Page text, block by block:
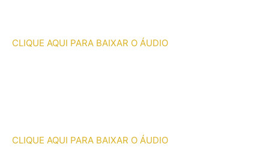
CLIQUE AQUI PARA BAIXAR O ÁUDIO
CLIQUE AQUI PARA BAIXAR O ÁUDIO